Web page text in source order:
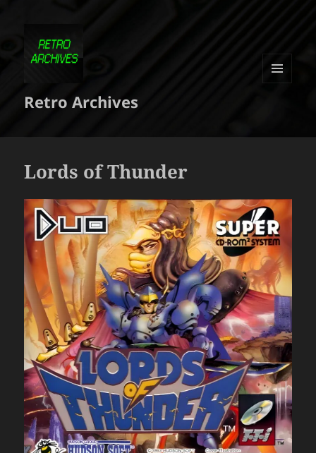
Retro Archives
Lords of Thunder